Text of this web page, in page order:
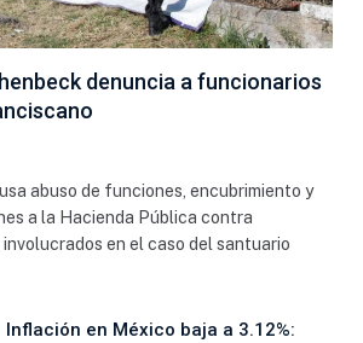
denuncia a funcionarios
abuso de funciones, encubrimiento y
a la Hacienda Pública contra
en el caso del santuario
Inflación en México baja a 3.12%: